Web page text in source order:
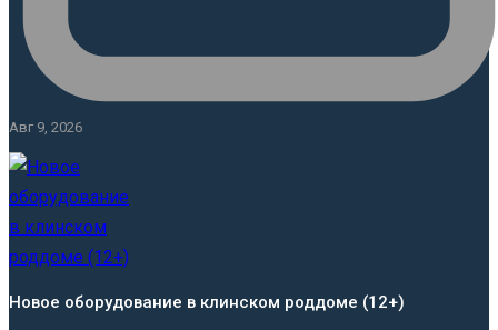
Авг 9, 2026
Новое оборудование в клинском роддоме (12+)